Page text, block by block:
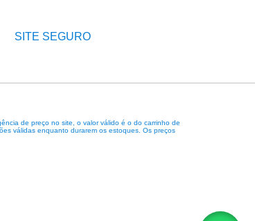
SITE SEGURO
de preço no site, o valor válido é o do carrinho de
válidas enquanto durarem os estoques. Os preços